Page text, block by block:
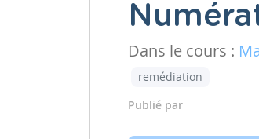
Dans le cours :
remédiation
Publié par